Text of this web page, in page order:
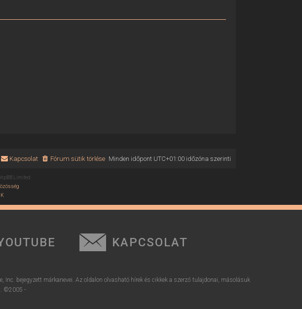
Minden időpont UTC+01:00időzóna szerinti
Fórum sütik törlése
Kapcsolat
Limited
KAPCSOLAT
Inc. bejegyzett márkanevei. Az oldalon olvasható hírek és cikkek a szerző tulajdonai, másolásuk
©2005 -